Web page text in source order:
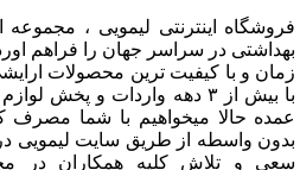
اینترنتی لیمویی ، مجموعه ای
در سراسر جهان را فراهم اورده تا
و با کیفیت ترین محصولات ارایشی و
با بیش از ۳ دهه واردات و پخش
حالا میخواهیم با شما مصرف
واسطه از طریق سایت لیمویی در
و تلاش کلیه همکاران در